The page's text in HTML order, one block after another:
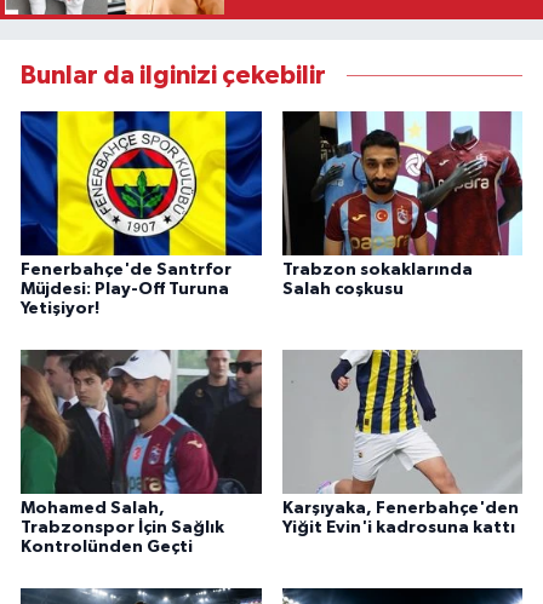
Bunlar da ilginizi çekebilir
Fenerbahçe'de Santrfor
Müjdesi: Play-Off Turuna
Yetişiyor!
Trabzon sokaklarında
Salah coşkusu
Mohamed Salah,
Trabzonspor İçin Sağlık
Kontrolünden Geçti
Karşıyaka, Fenerbahçe'den
Yiğit Evin'i kadrosuna kattı